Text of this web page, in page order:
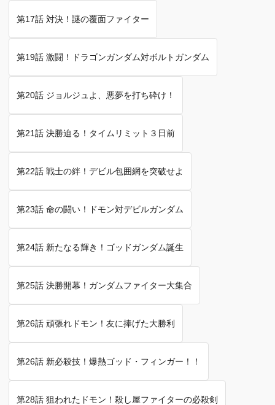
第17話 対決！謎の覆面ファイター
第19話 激闘！ドラゴンガンダム対ボルトガンダム
第20話 ジョルジュよ、悪夢を打ち砕け！
第21話 決勝迫る！タイムリミット３日前
第22話 戦士の絆！デビル包囲網を突破せよ
第23話 命の闘い！ドモン対デビルガンダム
第24話 新たなる輝き！ゴッドガンダム誕生
第25話 決勝開幕！ガンダムファイター大集合
第26話 頑張れドモン！友に捧げた大勝利
第26話 新必殺技！爆熱ゴッド・フィンガー！！
第28話 狙われたドモン！殺し屋ファイターの必殺剣